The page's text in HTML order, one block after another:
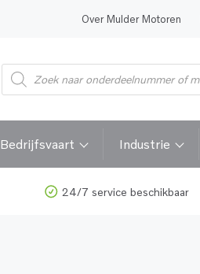
Over Mulder Motoren
Bedrijfsvaart Industrie
24/7 service beschikbaar